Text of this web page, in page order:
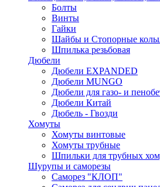
Болты
Винты
Гайки
Шайбы и Стопорные
Шпилька резьбовая
Дюбели
Дюбели EXPANDED
Дюбели MUNGO
Дюбели для газо- и
Дюбели Китай
Дюбель - Гвозди
Хомуты
Хомуты винтовые
Хомуты трубные
Шпильки для трубных
Шурупы и саморезы
Саморез "КЛОП"